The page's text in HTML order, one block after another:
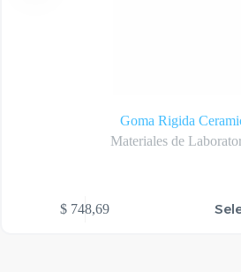
Goma Rigida
Materiales de
$ 748,69